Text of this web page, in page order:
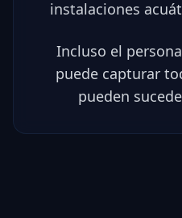
instalaciones
Incluso el
puede capturar
pueden